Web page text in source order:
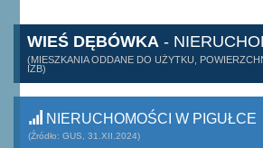
WIEŚ DĘBÓWKA -
(MIESZKANIA ODDANE DO UŻYTKU,
IZB)
NIERUCHOMOŚCI W PIGUŁCE
(Źródło: GUS, 31.XII.2024)